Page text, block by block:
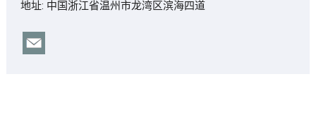
地址: 中国浙江省温州市龙湾区滨海四道